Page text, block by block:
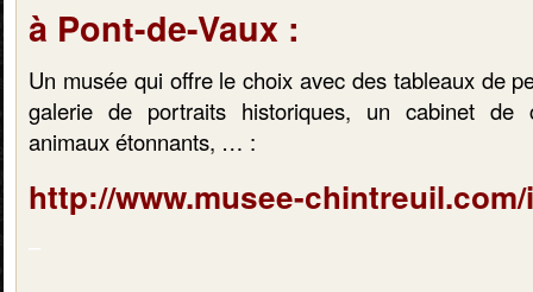
à Pont-de-Vaux :
Un musée qui offre le choix avec des tableaux de
galerie de portraits historiques, un cabinet de
animaux étonnants, … :
http://www.musee-